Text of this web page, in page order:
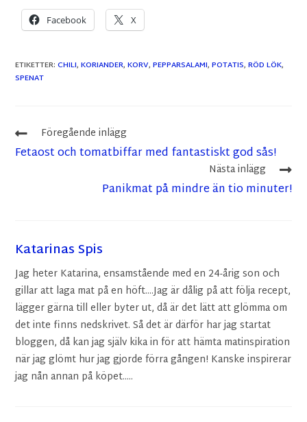
Facebook X
ETIKETTER:CHILI, KORIANDER, KORV, PEPPARSALAMI, POTATIS, RÖD LÖK,
SPENAT
Föregående inlägg
Fetaost och tomatbiffar med fantastiskt god sås!
Nästa inlägg
Panikmat på mindre än tio minuter!
Katarinas Spis
Jag heter Katarina, ensamstående med en 24-årig son och
gillar att laga mat på en höft....Jag är dålig på att följa recept,
lägger gärna till eller byter ut, då är det lätt att glömma om
det inte finns nedskrivet. Så det är därför har jag startat
bloggen, då kan jag själv kika in för att hämta matinspiration
när jag glömt hur jag gjorde förra gången! Kanske inspirerar
jag nån annan på köpet.....